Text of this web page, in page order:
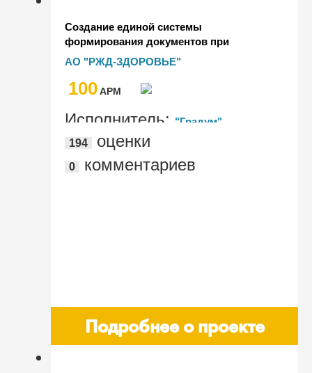
Создание единой системы
формирования документов при
реализации санаторно-курортных услуг
в сети санаториев АО "РЖД-Здоровье"
на базе "1С:Управление холдингом"
АО "РЖД-ЗДОРОВЬЕ"
100AРМ
Исполнитель: "Градум"
194
оценки
0 комментариев
Подробнее о проекте